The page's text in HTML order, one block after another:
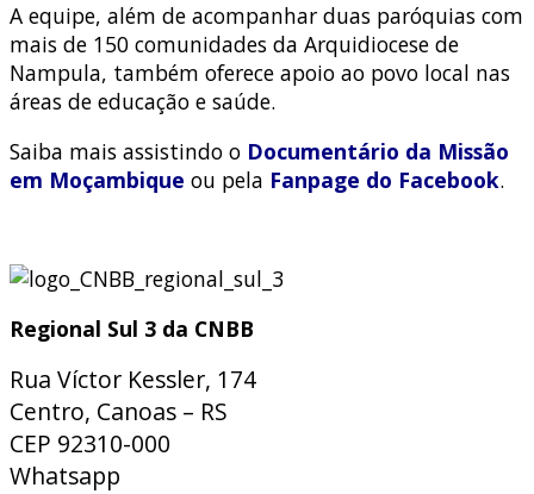
A equipe, além de acompanhar duas paróquias com
mais de 150 comunidades da Arquidiocese de
Nampula, também oferece apoio ao povo local nas
áreas de educação e saúde.
Saiba mais assistindo o Documentário da Missão
em Moçambique ou pela Fanpage do Facebook.
Regional Sul 3 da CNBB
Rua Víctor Kessler, 174
Centro, Canoas – RS
CEP 92310-000
Whatsapp